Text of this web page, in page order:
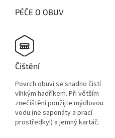
PÉČE O OBUV
Čištění
Povrch obuvi se snadno čistí
vlhkým hadříkem. Při větším
znečištění použijte mýdlovou
vodu (ne saponáty a prací
prostředky!) a jemný kartáč.